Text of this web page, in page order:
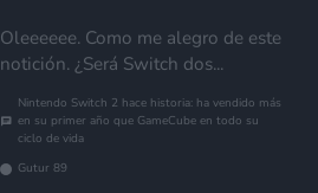
Oleeeeee. Como me alegro de este
notición. ¿Será Switch dos...
Nintendo Switch 2 hace historia: ha vendido más
en su primer año que GameCube en todo su
ciclo de vida
Gutur 89